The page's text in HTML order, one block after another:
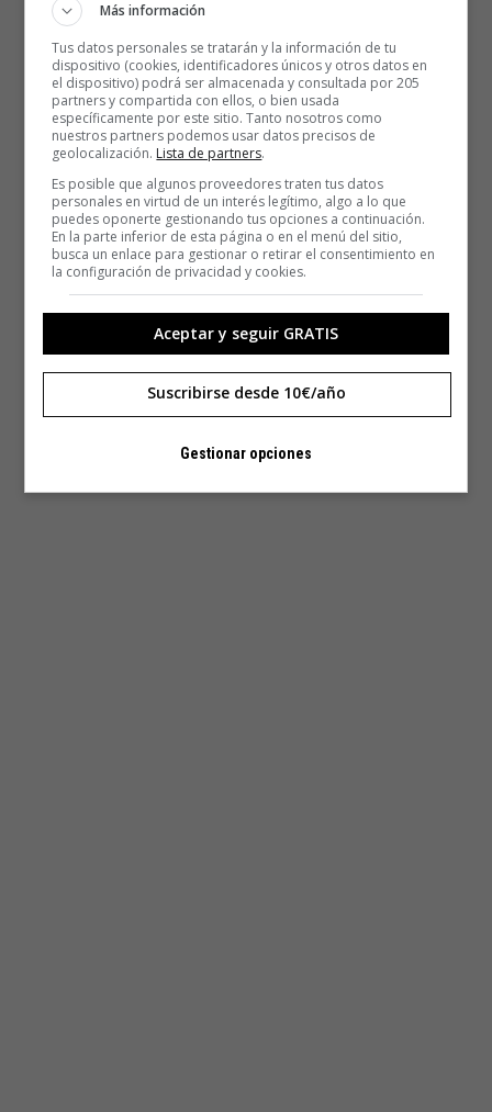
Más información
Tus datos personales se tratarán y la información de tu
dispositivo (cookies, identificadores únicos y otros datos en
el dispositivo) podrá ser almacenada y consultada por 205
partners y compartida con ellos, o bien usada
específicamente por este sitio. Tanto nosotros como
nuestros partners podemos usar datos precisos de
geolocalización. Lista de partners.
Es posible que algunos proveedores traten tus datos
personales en virtud de un interés legítimo, algo a lo que
puedes oponerte gestionando tus opciones a continuación.
En la parte inferior de esta página o en el menú del sitio,
busca un enlace para gestionar o retirar el consentimiento en
la configuración de privacidad y cookies.
Aceptar y seguir GRATIS
Suscribirse desde 10€/año
Gestionar opciones